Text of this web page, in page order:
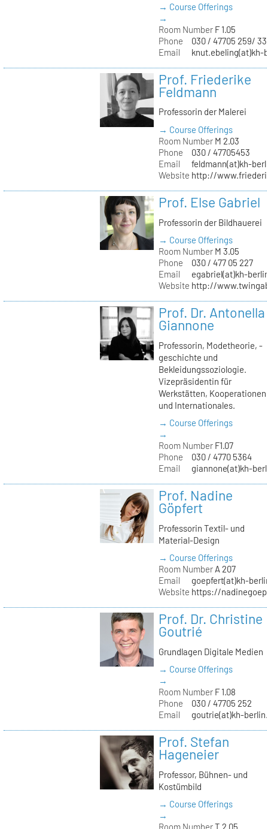
→ Course Offerings
→
Room NumberF 1.05
Phone
030 / 47705 259/
Email
knut.ebeling(at)kh-
Prof. Friederike
Feldmann
Professorin der Malerei
→ Course Offerings
Room NumberM 2.03
Phone
030 / 47705453
Email
feldmann(at)kh-
Website http://
Prof. Else Gabriel
Professorin der Bildhauerei
→ Course Offerings
Room NumberM 3.05
Phone
030 / 477 05 227
Email
egabriel(at)kh-
Website http://
Prof. Dr. Antonella
Giannone
Professorin, Modetheorie, -
geschichte und
Bekleidungssoziologie.
Vizepräsidentin für
Werkstätten, Kooperationen
und Internationales.
→ Course Offerings
→
Room NumberF1.07
Phone
030 / 4770 5364
Email
giannone(at)kh-
Prof. Nadine
Göpfert
Professorin Textil- und
Material-Design
→ Course Offerings
Room NumberA 207
Email
goepfert(at)kh-
Website https://
Prof. Dr. Christine
Goutrié
Grundlagen Digitale Medien
→ Course Offerings
→
Room NumberF 1.08
Phone
030 / 47705 252
Email
goutrie(at)kh-
Prof. Stefan
Hageneier
Professor, Bühnen- und
Kostümbild
→ Course Offerings
→
Room NumberT 2.05